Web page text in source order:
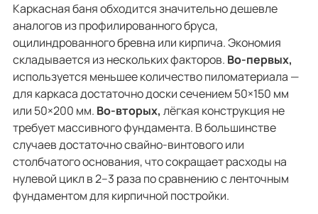
Каркасная баня обходится значительно дешевле
аналогов из профилированного бруса,
оцилиндрованного бревна или кирпича. Экономия
складывается из нескольких факторов. Во-первых,
используется меньшее количество пиломатериала —
для каркаса достаточно доски сечением 50×150 мм
или 50×200 мм. Во-вторых, лёгкая конструкция не
требует массивного фундамента. В большинстве
случаев достаточно свайно-винтового или
столбчатого основания, что сокращает расходы на
нулевой цикл в 2–3 раза по сравнению с ленточным
фундаментом для кирпичной постройки.